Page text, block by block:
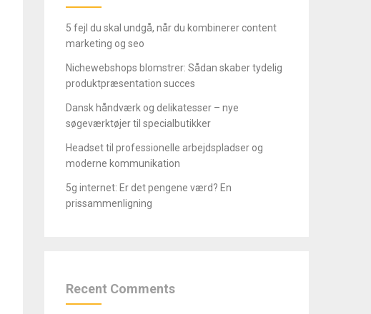
5 fejl du skal undgå, når du kombinerer content
marketing og seo
Nichewebshops blomstrer: Sådan skaber tydelig
produktpræsentation succes
Dansk håndværk og delikatesser – nye
søgeværktøjer til specialbutikker
Headset til professionelle arbejdspladser og
moderne kommunikation
5g internet: Er det pengene værd? En
prissammenligning
Recent Comments